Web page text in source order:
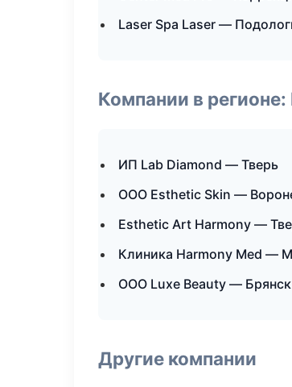
Laser Spa Laser —
Компании в
ИП Lab Diamond — Тверь
ООО Esthetic Skin —
Esthetic Art Harmony —
Клиника Harmony Med —
ООО Luxe Beauty — Брянск
Другие компании